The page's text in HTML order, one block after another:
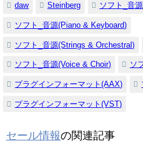
daw Steinberg ソフト_音
ソフト_音源(Piano & Keyboard)
ソフト_音源(Strings & Orchestral)
ソフト_音源(Voice & Choir) ソ
プラグインフォーマット(AAX)
プラグインフォーマット(VST)
セール情報の関連記事